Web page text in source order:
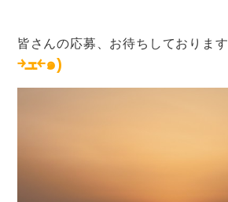
皆さんの応募、お待ちしております
￫ܫ￩๑)